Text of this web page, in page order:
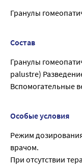
Гранулы
Состав
Гранулы
palustre)
Вспомогательные
Особые условия
Режим
врачом.
При отсутствии